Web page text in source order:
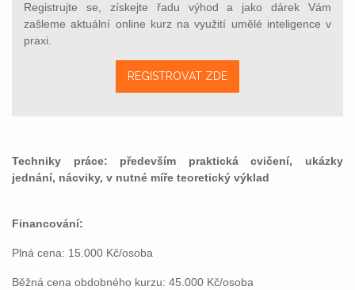
Registrujte se, získejte řadu výhod a jako dárek Vám
zašleme aktuální online kurz na využití umělé inteligence v
praxi.
REGISTROVAT ZDE
Techniky práce: především praktická cvičení, ukázky
jednání, nácviky, v nutné míře teoretický výklad
Financování:
Plná cena: 15.000 Kč/osoba
Běžná cena obdobného kurzu: 45.000 Kč/osoba